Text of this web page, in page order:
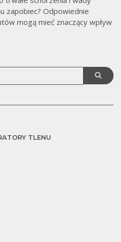
zapobiec? Odpowiednie
mogą mieć znaczący wpływ
TLENU